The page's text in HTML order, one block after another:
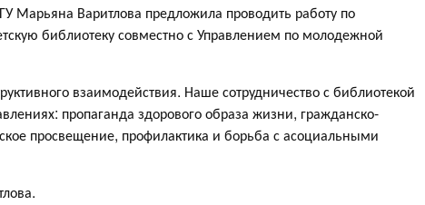
Марьяна Варитлова предложила проводить работу по
библиотеку совместно с Управлением по молодежной
взаимодействия. Наше сотрудничество с библиотекой
пропаганда здорового образа жизни, гражданско-
просвещение, профилактика и борьба с асоциальными